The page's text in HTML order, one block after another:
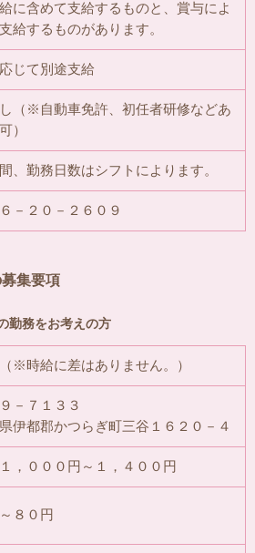
に含めて支給するものと、賞与によ
給するものがあります。
じて別途支給
（※自動車免許、初任者研修などあ
）
、勤務日数はシフトによります。
－２０－２６０９
集要項
勤務をお考えの方
※時給に差はありません。）
－７１３３
伊都郡かつらぎ町三谷１６２０－４
，０００円～１，４００円
８０円